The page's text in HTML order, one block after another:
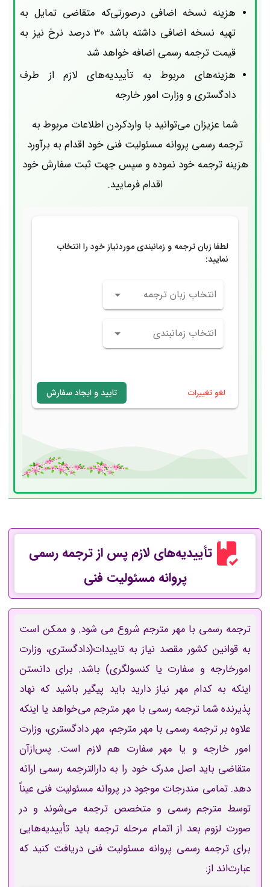
هزینه نسخه اضافی درصورتی‌که متقاضی تمایل به
تهیه نسخه اضافی داشته باشد 30 درصد نرخ نیز به
قیمت ترجمه رسمی اضافه خواهد شد
هزینه‌های مربوط به تأییدیه‌های لازم از طرف
دادگستری و وزارت امور خارجه
شما عزیزان می‌توانید با واردکردن اطلاعات مربوط به
ترجمه رسمی پروانه مسئولیت فنی خود اقدام به برآورد
هزینه ترجمه خود نموده و سپس جهت ثبت سفارش خود
اقدام فرمایید.
تأییدیه‌های لازم پس از ترجمه رسمی
پروانه مسئولیت فنی
ترجمه رسمی با مهر مترجم شروع می شود. و ممکن است
به قوانین کشور مقصد نیاز به تاییدات(دادگستری، وزارت
امورخارجه و سفارت یا کنسولگری) باشد. برای دانستن
اینکه به کدام مهر نیاز دارید باید پیگیر باشید که نهاد
پذیرنده شما ترجمه رسمی با مهر مترجم می‌خواهد یا اینکه
علاوه بر ترجمه رسمی با مهر مترجم، مهر دادگستری، وزارت
امور خارجه و یا مهر سفارت هم لازم است. پس‌ازآن
متقاضی باید اصل مدرک خود را به دارالترجمه رسمی ارائه
دهد. تمامی مندرجات موجود در پروانه مسئولیت فنی عیناً
توسط مترجم رسمی و متخصص ترجمه می‌شوند و در
صورت لزوم بعد از اتمام مرحله ترجمه باید تأییدیه‌هایی
برای ترجمه رسمی پروانه مسئولیت فنی دریافت کنید که
عبارت‌اند از: